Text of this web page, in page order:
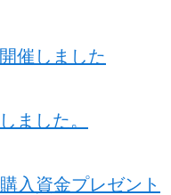
催しました
ました。
入資金プレゼント